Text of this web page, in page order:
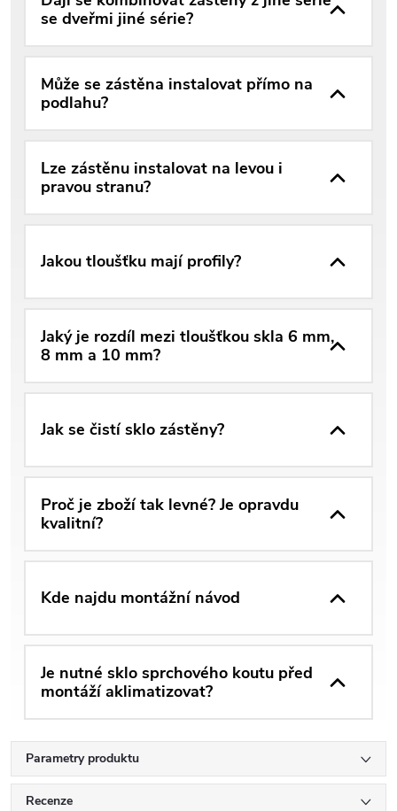
se dveřmi jiné série?
Může se zástěna instalovat přímo na
podlahu?
Lze zástěnu instalovat na levou i
pravou stranu?
Jakou tloušťku mají profily?
Jaký je rozdíl mezi tloušťkou skla 6 mm,
8 mm a 10 mm?
Jak se čistí sklo zástěny?
Proč je zboží tak levné? Je opravdu
kvalitní?
Kde najdu montážní návod
Je nutné sklo sprchového koutu před
montáží aklimatizovat?
Parametry produktu
Recenze